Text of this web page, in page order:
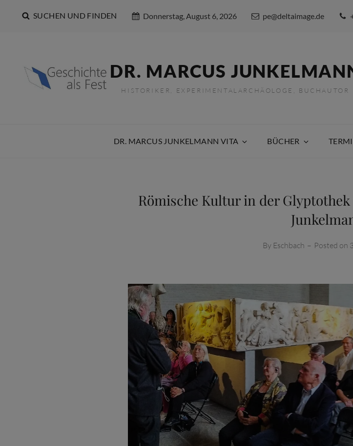
SUCHEN UND FINDEN Donnerstag, August 6, 2026 pe@deltaimage.de
DR. MARCUS
HISTORIKER, EXPERIMENTALARCHÄOLOGE, BUCHAUTOR
DR. MARCUS JUNKELMANN VITA BÜCHER
Römische Kultur in der
By Eschbach – Posted on